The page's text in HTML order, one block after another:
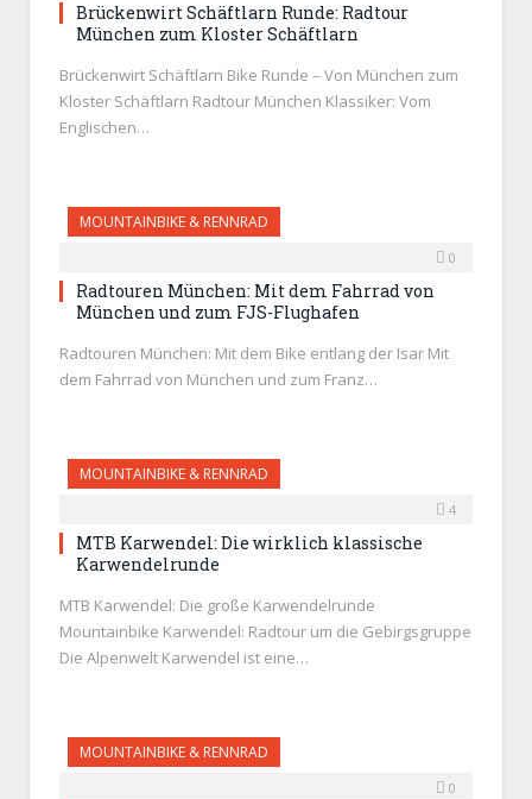
Brückenwirt Schäftlarn Runde: Radtour
München zum Kloster Schäftlarn
Brückenwirt Schäftlarn Bike Runde – Von München zum
Kloster Schäftlarn Radtour München Klassiker: Vom
Englischen…
MOUNTAINBIKE & RENNRAD
0
Radtouren München: Mit dem Fahrrad von
München und zum FJS-Flughafen
Radtouren München: Mit dem Bike entlang der Isar Mit
dem Fahrrad von München und zum Franz…
MOUNTAINBIKE & RENNRAD
4
MTB Karwendel: Die wirklich klassische
Karwendelrunde
MTB Karwendel: Die große Karwendelrunde
Mountainbike Karwendel: Radtour um die Gebirgsgruppe
Die Alpenwelt Karwendel ist eine…
MOUNTAINBIKE & RENNRAD
0